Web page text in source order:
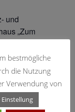
und
„Zum
bestmögliche
die Nutzung
Verwendung von